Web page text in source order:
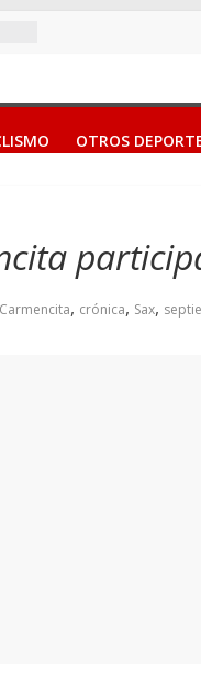
OTROS
, crónica, Sax,